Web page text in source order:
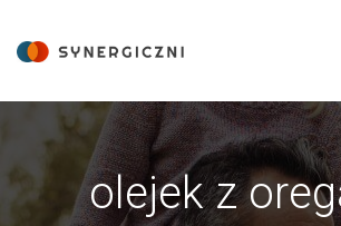
olejek z